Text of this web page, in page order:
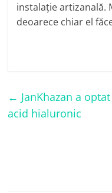
instalație artizanală.
deoarece chiar el
← JanKhazan a
acid hialuronic